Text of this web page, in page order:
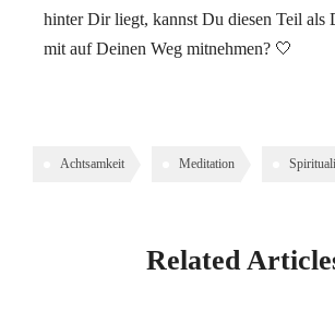
hinter Dir liegt, kannst Du diesen Teil als
mit auf Deinen Weg mitnehmen? 🤍
Achtsamkeit Meditation
Related